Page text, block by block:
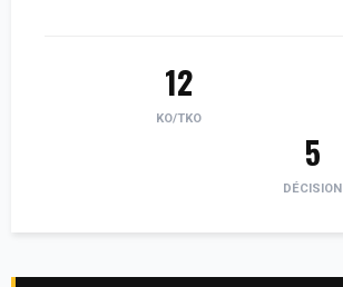
12
KO/TKO
5
DÉCISION